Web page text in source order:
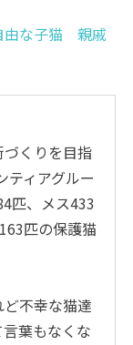
由な子猫 親戚
くりを目指
ティアグルー
匹、メス433
匹の保護猫
不幸な猫達
葉もなくな